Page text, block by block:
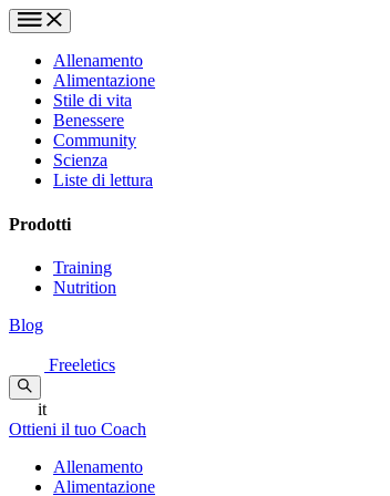
Allenamento
Alimentazione
Stile di vita
Benessere
Community
Scienza
Liste di lettura
Prodotti
Training
Nutrition
Blog
Freeletics
it
Ottieni il tuo Coach
Allenamento
Alimentazione